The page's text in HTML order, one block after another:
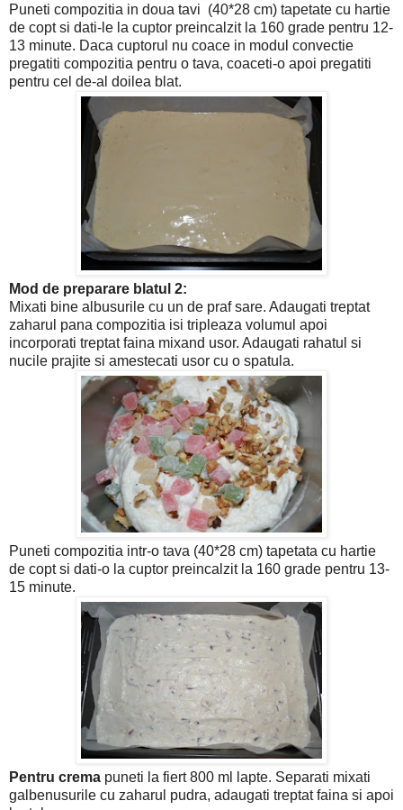
Puneti compozitia in doua tavi (40*28 cm) tapetate cu hartie
de copt si dati-le la cuptor preincalzit la 160 grade pentru 12-
13 minute. Daca cuptorul nu coace in modul convectie
pregatiti compozitia pentru o tava, coaceti-o apoi pregatiti
pentru cel de-al doilea blat.
Mod de preparare blatul 2:
Mixati bine albusurile cu un de praf sare. Adaugati treptat
zaharul pana compozitia isi tripleaza volumul apoi
incorporati treptat faina mixand usor. Adaugati rahatul si
nucile prajite si amestecati usor cu o spatula.
Puneti compozitia intr-o tava (40*28 cm) tapetata cu hartie
de copt si dati-o la cuptor preincalzit la 160 grade pentru 13-
15 minute.
Pentru crema puneti la fiert 800 ml lapte. Separati mixati
galbenusurile cu zaharul pudra, adaugati treptat faina si apoi